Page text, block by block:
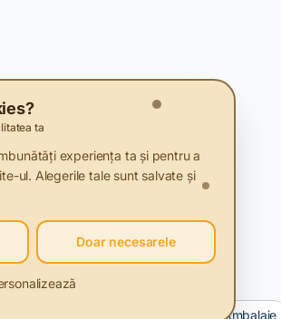
Ambalaje
ta
experiența ta și pentru a
ul. Alegerile tale sunt salvate și
Doar necesarele